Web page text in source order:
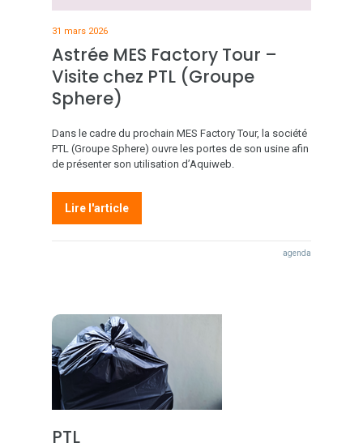
31 mars 2026
Astrée MES Factory Tour –
Visite chez PTL (Groupe
Sphere)
Dans le cadre du prochain MES Factory Tour, la société
PTL (Groupe Sphere) ouvre les portes de son usine afin
de présenter son utilisation d’Aquiweb.
Lire l'article
agenda
PTL